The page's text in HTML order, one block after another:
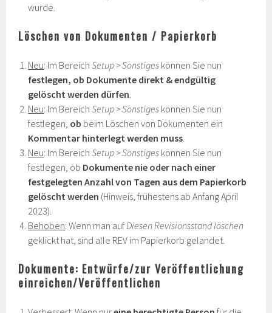
wurde.
Löschen von Dokumenten / Papierkorb
Neu: Im BereichSetup > Sonstiges können Sie nun
festlegen, ob Dokumente direkt & endgültig
gelöscht werden dürfen
Neu: Im BereichSetup > Sonstiges können Sie nun
festlegen, ob beim Löschen von Dokumenten ein
Kommentar hinterlegt werden muss
Neu: Im BereichSetup > Sonstiges können Sie nun
festlegen, ob Dokumente nie oder nach einer
festgelegten Anzahl von Tagen aus dem Papierkorb
gelöscht werden (Hinweis, frühestens ab Anfang April
2023).
Behoben: Wenn man auf Diesen Revisionsstand löschen
geklickt hat, sind alle REV im Papierkorb gelandet.
Dokumente: Entwürfe/zur Veröffentlichung
einreichen/Veröffentlichen